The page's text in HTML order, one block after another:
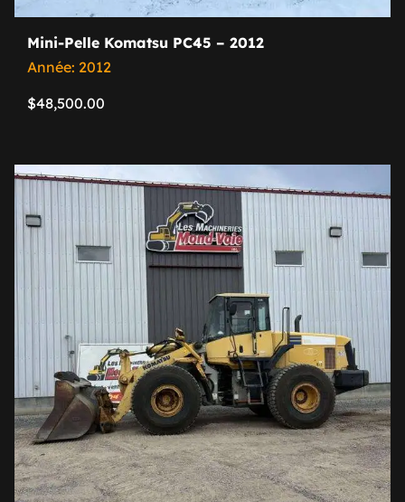
Mini-Pelle Komatsu PC45 – 2012
Année: 2012
$48,500.00